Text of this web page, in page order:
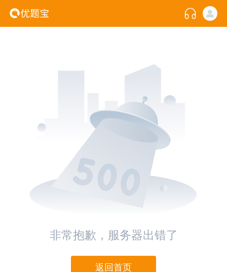
非常抱歉，服务器出错了
返回首页